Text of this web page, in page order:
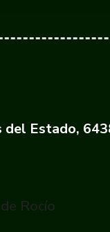
Rocío
del Estado,